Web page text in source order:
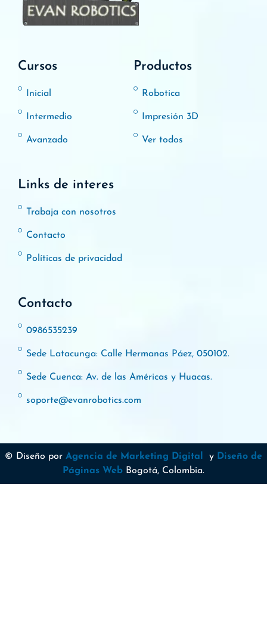
Cursos
Inicial
Intermedio
Avanzado
Productos
Robotica
Impresión 3D
Ver todos
Links de interes
Trabaja con nosotros
Contacto
Políticas de privacidad
Contacto
0986535239
Sede Latacunga: Calle Hermanas Páez, 050102.
Sede Cuenca: Av. de las Américas y Huacas.
soporte@evanrobotics.com
© Diseño por Agencia de Marketing Digital y Diseño de
Páginas Web Bogotá, Colombia.